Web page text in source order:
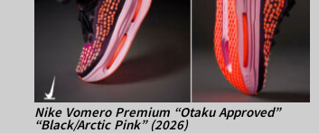
Nike Vomero Premium “Otaku Approved”
“Black/Arctic Pink” (2026)